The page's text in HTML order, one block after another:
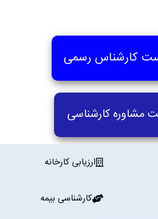
کارشناس رسمی
مشاوره کارشناسی
ارزیابی کارخانه
کارشناسی بیمه